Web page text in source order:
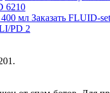
6210
мл Заказать FLUID-
PD 2